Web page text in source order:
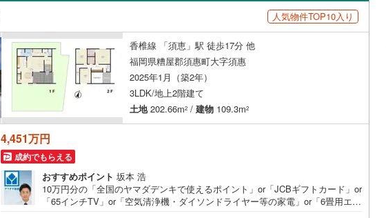
人気物件TOP10入り
香椎線 「須恵」駅 徒歩17分 他
福岡県糟屋郡須惠町大字須惠
2025年1月（築2年）
3LDK/地上2階建て
土地202.66m2 / 建物 109.3m2
4,451万円
成約でもらえる
おすすめポイント 坂本 浩
10万円分の「全国のヤマダデンキで使えるポイント」or「JCBギフトカード」or
「65インチTV」or「空気清浄機・ダイソンドライヤー等の家電」or「6畳用エア
嘉穂郡桂川町(3)
朝倉郡東峰村(1) 三井郡大刀洗町(1)
八女郡広川町(3) 田川郡香春町
田川郡糸田町(2)
田川郡赤村(1) 田川郡福智町
京都郡みやこ町
築上郡築上町
独立型キッチン（1） 対面キッチン
販売、価格、契約、入居関連など
即入居可能
浴室
浴室乾燥機あり ）
収納